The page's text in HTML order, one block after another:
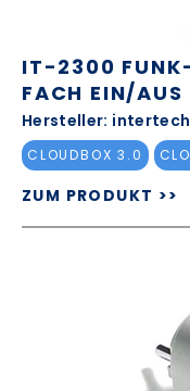
IT-2300
FACH EIN/AUS
Hersteller:
CLOUDBOX 3.0
ZUM PRODUKT >>